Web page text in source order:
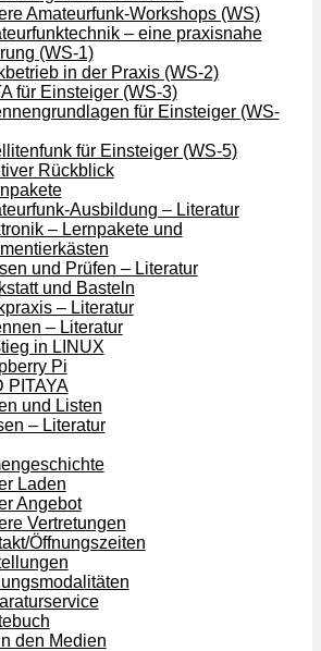
Amateurfunk-Workshops (WS)
– eine praxisnahe
(WS-1)
in der Praxis (WS-2)
für Einsteiger (WS-3)
für Einsteiger (WS-
für Einsteiger (WS-5)
Rückblick
Ausbildung – Literatur
– Lernpakete und
und Prüfen – Literatur
und Basteln
– Literatur
– Literatur
in LINUX
Pi
PITAYA
und Listen
– Literatur
Laden
Angebot
Vertretungen
Öffnungszeiten
den Medien